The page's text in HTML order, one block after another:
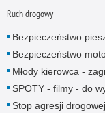
Ruch drogowy
Bezpieczeństwo
Bezpieczeństwo
Młody kierowca -
SPOTY - filmy - do
Stop agresji drogowej